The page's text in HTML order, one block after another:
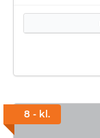
8 - kl.